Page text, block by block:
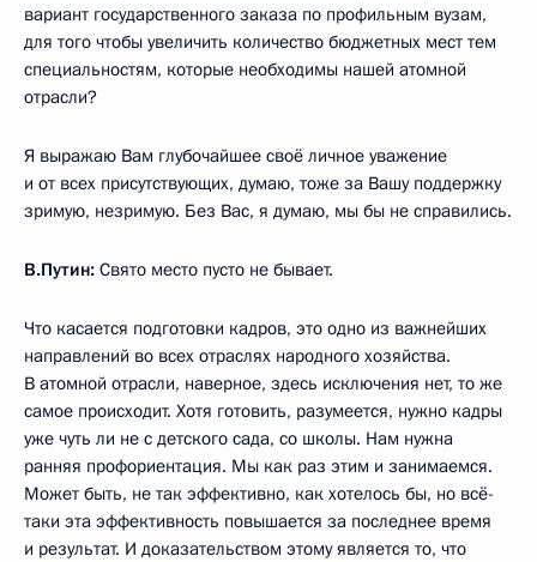
вариант государственного заказа по профильным вузам,
для того чтобы увеличить количество бюджетных мест тем
специальностям, которые необходимы нашей атомной
отрасли?
Я выражаю Вам глубочайшее своё личное уважение
и от всех присутствующих, думаю, тоже за Вашу поддержку
зримую, незримую. Без Вас, я думаю, мы бы не справились.
В.Путин: Свято место пусто не бывает.
Что касается подготовки кадров, это одно из важнейших
направлений во всех отраслях народного хозяйства.
В атомной отрасли, наверное, здесь исключения нет, то же
самое происходит. Хотя готовить, разумеется, нужно кадры
уже чуть ли не с детского сада, со школы. Нам нужна
ранняя профориентация. Мы как раз этим и занимаемся.
Может быть, не так эффективно, как хотелось бы, но всё-
таки эта эффективность повышается за последнее время
и результат. И доказательством этому является то, что